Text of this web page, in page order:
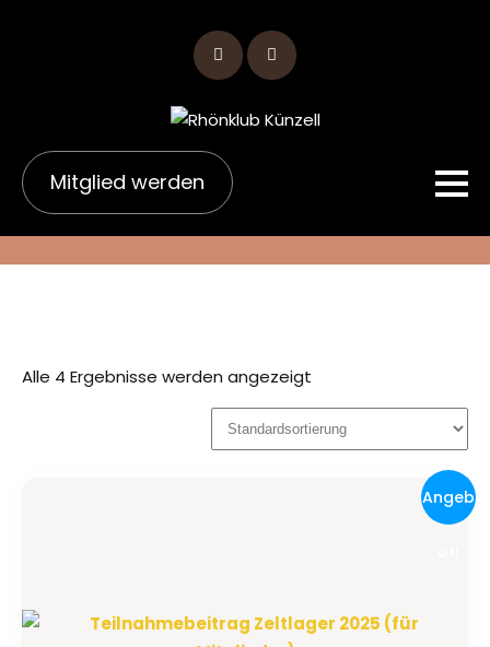
Mitglied werden
Alle 4 Ergebnisse werden angezeigt
Angeb